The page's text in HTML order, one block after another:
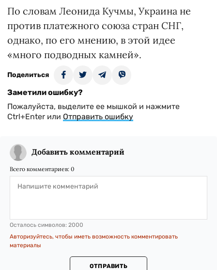
По словам Леонида Кучмы, Украина не
против платежного союза стран СНГ,
однако, по его мнению, в этой идее
«много подводных камней».
Поделиться
Заметили ошибку?
Пожалуйста, выделите ее мышкой и нажмите
Ctrl+Enter или Отправить ошибку
Добавить комментарий
Всего комментариев: 0
Осталось символов: 2000
Авторизуйтесь, чтобы иметь возможность комментировать
материалы
ОТПРАВИТЬ